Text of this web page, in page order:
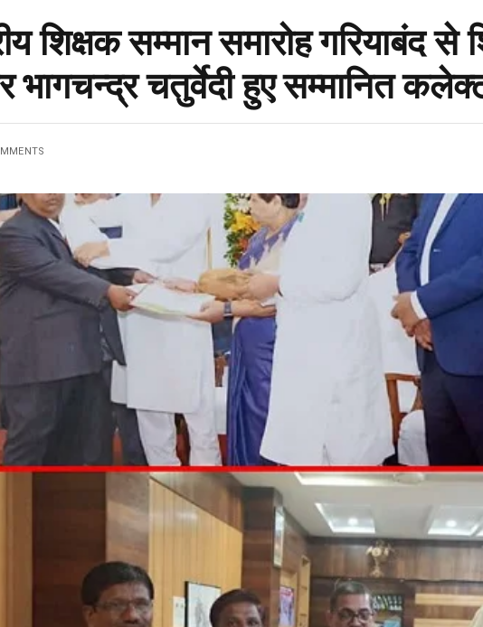
शिक्षक सम्मान समारोह गरियाबंद से
भागचन्द्र चतुर्वेदी हुए सम्मानित